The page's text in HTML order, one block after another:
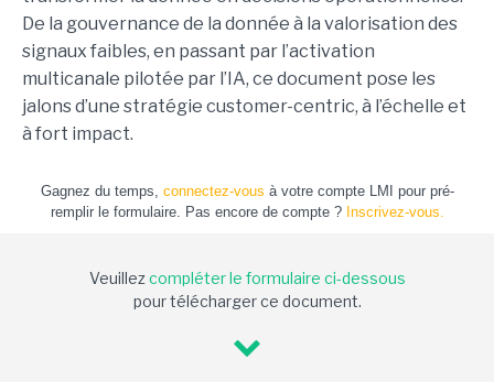
De la gouvernance de la donnée à la valorisation des
signaux faibles, en passant par l’activation
multicanale pilotée par l’IA, ce document pose les
jalons d’une stratégie customer-centric, à l’échelle et
à fort impact.
Gagnez du temps, connectez-vous à votre compte LMI pour pré-
remplir le formulaire. Pas encore de compte ? Inscrivez-vous.
Veuillezcompléter le formulaire ci-dessous
pour télécharger ce document.